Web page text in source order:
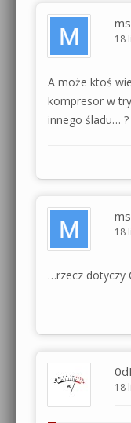
18
A może ktoś
kompresor w
innego śladu… ?
18
…rzecz dotyczy
18